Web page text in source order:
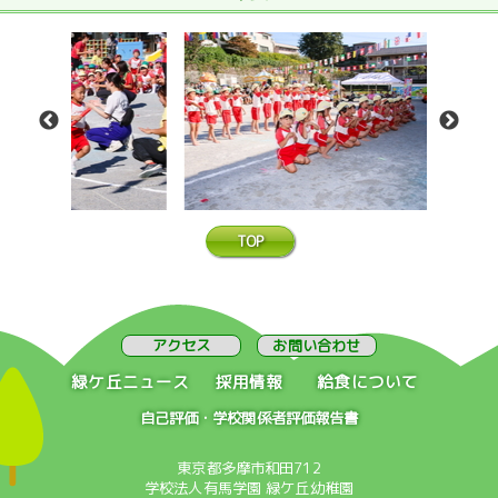
TOP
アクセス お問い合わせ
緑ケ丘ニュース 採用情報 給食について
自己評価・学校関係者評価報告書
東京都多摩市和田712
学校法人有馬学園 緑ケ丘幼稚園